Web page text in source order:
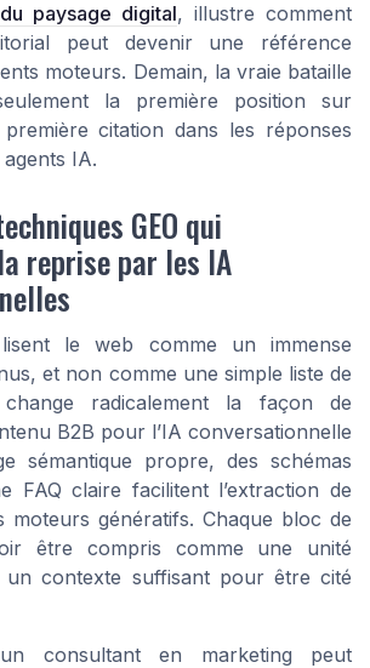
paysage digital, illustre comment
peut devenir une référence
moteurs. Demain, la vraie bataille
la première position sur
citation dans les réponses
IA.
GEO qui
reprise par les IA
le web comme un immense
et non comme une simple liste de
radicalement la façon de
B2B pour l’IA conversationnelle
sémantique propre, des schémas
FAQ claire facilitent l’extraction de
moteurs génératifs. Chaque bloc de
être compris comme une unité
un contexte suffisant pour être cité
un consultant en marketing peut